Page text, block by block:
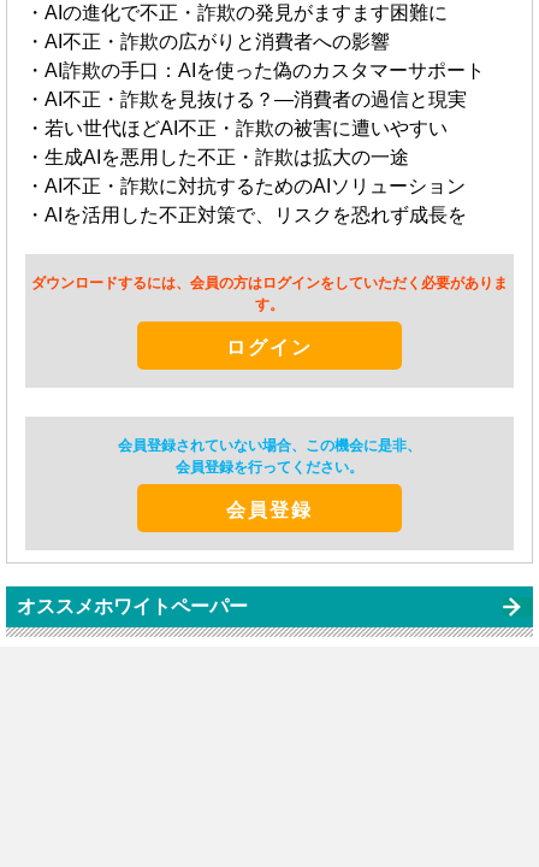
・AIの進化で不正・詐欺の発見がますます困難に
・AI不正・詐欺の広がりと消費者への影響
・AI詐欺の手口：AIを使った偽のカスタマーサポート
・AI不正・詐欺を見抜ける？—消費者の過信と現実
・若い世代ほどAI不正・詐欺の被害に遭いやすい
・生成AIを悪用した不正・詐欺は拡大の一途
・AI不正・詐欺に対抗するためのAIソリューション
・AIを活用した不正対策で、リスクを恐れず成長を
ダウンロードするには、会員の方はログインをしていただく必要がありま
す。
ログイン
会員登録されていない場合、この機会に是非、
会員登録を行ってください。
会員登録
オススメホワイトペーパー